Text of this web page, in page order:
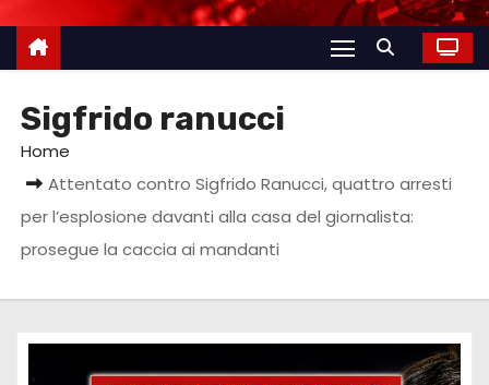
Sigfrido ranucci
Home
Attentato contro Sigfrido Ranucci, quattro arresti
per l’esplosione davanti alla casa del giornalista:
prosegue la caccia ai mandanti